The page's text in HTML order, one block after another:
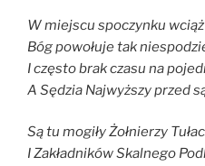
W miejscu spoczynku
Bóg powołuje tak
I często brak czasu na
A Sędzia Najwyższy przed
Są tu mogiły Żołnierzy
I Zakładników Skalnego